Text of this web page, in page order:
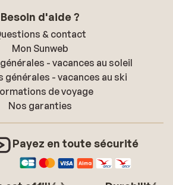
Besoin d'aide ?
& contact
Mon Sunweb
- vacances au soleil
générales - vacances au ski
de voyage
Nos garanties
Payez en toute sécurité